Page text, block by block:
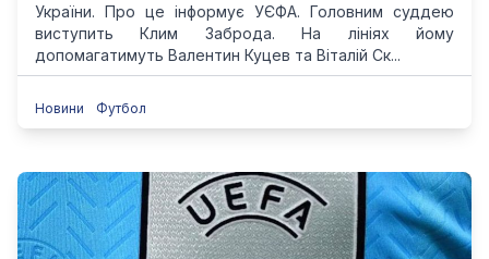
України. Про це інформує УЄФА. Головним суддею
виступить Клим Заброда. На лініях йому
допомагатимуть Валентин Куцев та Віталій Ск...
Новини Футбол